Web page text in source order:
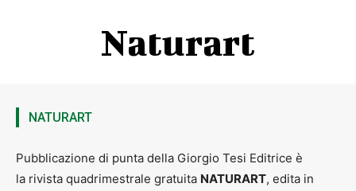
Naturart
NATURART
Pubblicazione di punta della Giorgio Tesi Editrice è
la rivista quadrimestrale gratuita NATURART, edita in